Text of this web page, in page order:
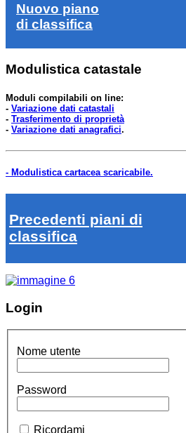
Nuovo piano
di classifica
Modulistica catastale
Moduli compilabili on line:
- Variazione dati catastali
- Trasferimento di proprietà
- Variazione dati anagrafici.
- Modulistica cartacea scaricabile.
Precedenti piani di
classifica
Login
Nome utente
Password
Ricordami